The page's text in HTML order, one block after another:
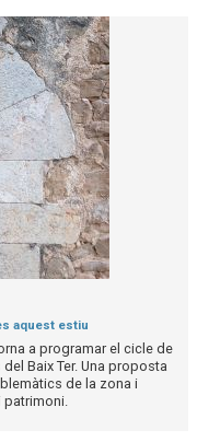
aquest estiu
a programar el cicle de
Baix Ter. Una proposta
de la zona i